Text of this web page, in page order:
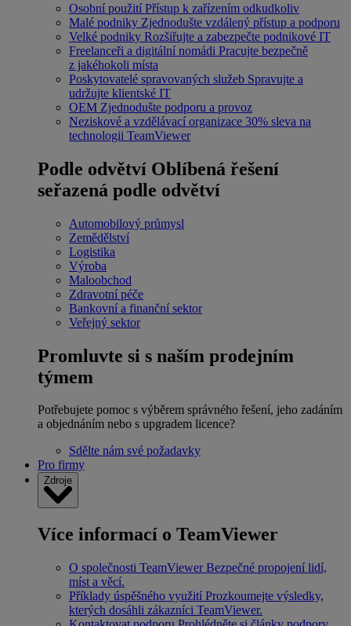
Osobní použití Přístup k zařízením odkudkoliv
Malé podniky Zjednodušte vzdálený přístup a podporu
Velké podniky Rozšiřujte a zabezpečte podnikové IT
Freelanceři a digitální nomádi Pracujte bezpečně
z jakéhokoli místa
Poskytovatelé spravovaných služeb Spravujte a
udržujte klientské IT
OEM Zjednodušte podporu a provoz
Neziskové a vzdělávací organizace 30% sleva na
technologii TeamViewer
Podle odvětví Oblíbená řešení
seřazená podle odvětví
Automobilový průmysl
Zemědělství
Logistika
Výroba
Maloobchod
Zdravotní péče
Bankovní a finanční sektor
Veřejný sektor
Promluvte si s naším prodejním
týmem
Potřebujete pomoc s výběrem správného řešení, jeho zadáním
a objednáním nebo s upgradem licence?
Sdělte nám své požadavky
Pro firmy
Zdroje
Více informací o TeamViewer
O společnosti TeamViewer Bezpečné propojení lidí,
míst a věcí.
Příklady úspěšného využití Prozkoumejte výsledky,
kterých dosáhli zákazníci TeamViewer.